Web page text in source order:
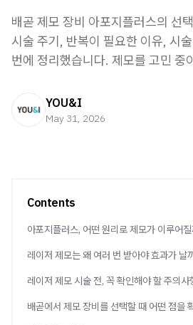
배곧 제모 장비 아포지플러스의 선
시술 주기, 반복이 필요한 이유, 시
번에 정리했습니다. 제모를 고민 중
YOU&I
May 31, 2026
Contents
아포지플러스, 어떤 원리로 제모가 이루어
레이저 제모는 왜 여러 번 받아야 효과가 날
레이저 제모 시술 전, 꼭 확인해야 할 주의사
배곧에서 제모 장비를 선택할 때 어떤 점을